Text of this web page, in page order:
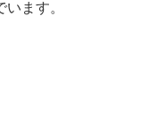
ます。